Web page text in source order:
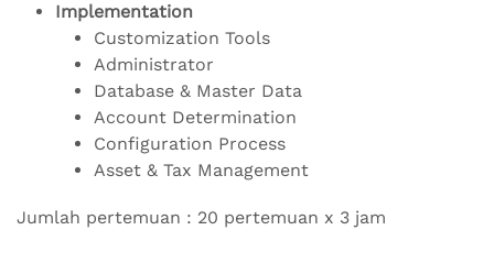
Implementation
Customization Tools
Administrator
Database & Master Data
Account Determination
Configuration Process
Asset & Tax Management
Jumlah pertemuan : 20 pertemuan x 3 jam